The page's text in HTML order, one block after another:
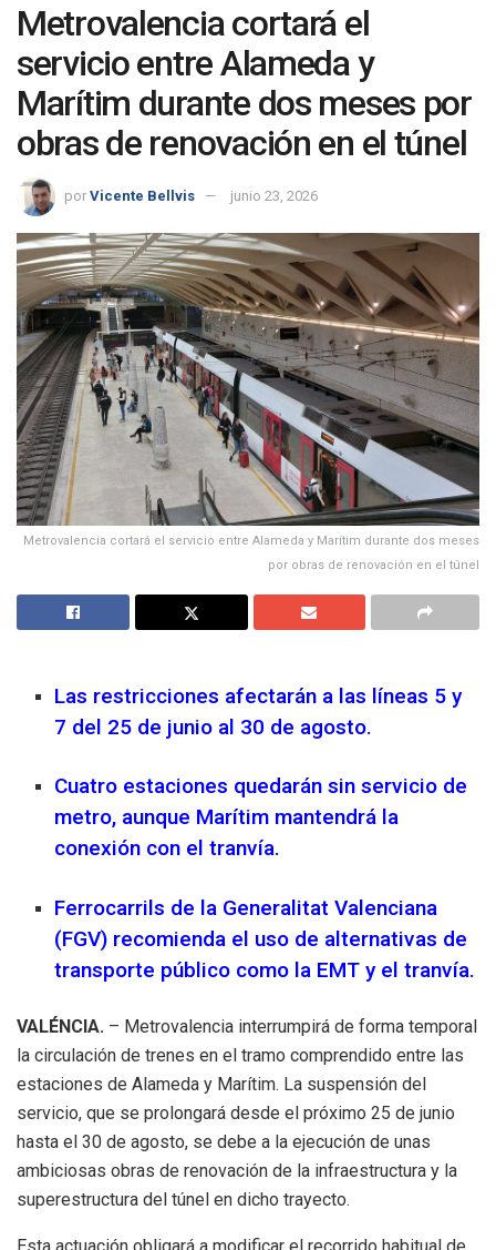
Metrovalencia cortará el
servicio entre Alameda y
Marítim durante dos meses por
obras de renovación en el túnel
por Vicente Bellvis junio 23, 2026
Metrovalencia cortará el servicio entre Alameda y Marítim durante dos meses
por obras de renovación en el túnel
Las restricciones afectarán a las líneas 5 y
7 del 25 de junio al 30 de agosto.
Cuatro estaciones quedarán sin servicio de
metro, aunque Marítim mantendrá la
conexión con el tranvía.
Ferrocarrils de la Generalitat Valenciana
(FGV) recomienda el uso de alternativas de
transporte público como la EMT y el tranvía.
VALÉNCIA. – Metrovalencia interrumpirá de forma temporal
la circulación de trenes en el tramo comprendido entre las
estaciones de Alameda y Marítim. La suspensión del
servicio, que se prolongará desde el próximo 25 de junio
hasta el 30 de agosto, se debe a la ejecución de unas
ambiciosas obras de renovación de la infraestructura y la
superestructura del túnel en dicho trayecto.